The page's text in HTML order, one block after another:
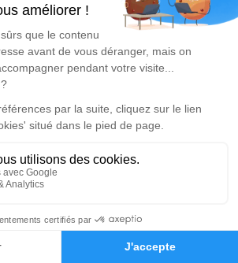
Hommages
à honorer la mémoire de Marcel
Je rends hommage
déroulera dans l'intimité familiale
obsèques
Repos en salon funéraire